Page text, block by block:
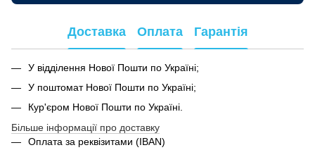
Доставка Оплата Гарантія
У відділення Нової Пошти по Україні;
У поштомат Нової Пошти по Україні;
Кур'єром Нової Пошти по Україні.
Більше інформації про доставку
Оплата за реквізитами (IBAN)